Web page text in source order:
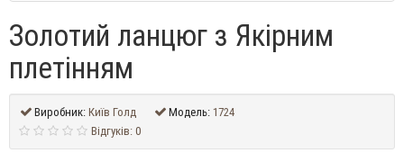
Золотий ланцюг з Якірним
плетінням
Виробник:Київ Голд Модель: 1724
Відгуків: 0